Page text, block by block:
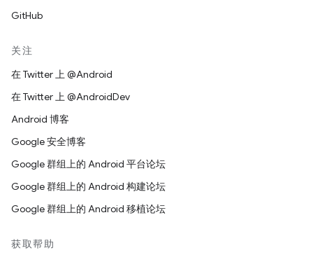
GitHub
关注
在 Twitter 上 @Android
在 Twitter 上 @AndroidDev
Android 博客
Google 安全博客
Google 群组上的 Android 平台论坛
Google 群组上的 Android 构建论坛
Google 群组上的 Android 移植论坛
获取帮助